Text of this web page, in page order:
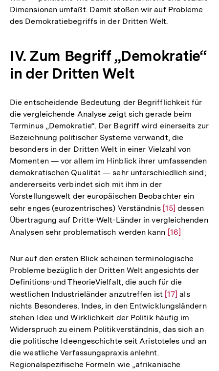
Dimensionen umfaßt. Damit stoßen wir auf Probleme
des Demokratiebegriffs in der Dritten Welt.
IV. Zum Begriff „Demokratie“
in der Dritten Welt
Die entscheidende Bedeutung der Begrifflichkeit für
die vergleichende Analyse zeigt sich gerade beim
Terminus „Demokratie“. Der Begriff wird einerseits zur
Bezeichnung politischer Systeme verwandt, die
besonders in der Dritten Welt in einer Vielzahl von
Momenten — vor allem im Hinblick ihrer umfassenden
demokratischen Qualität — sehr unterschiedlich sind;
andererseits verbindet sich mit ihm in der
Vorstellungswelt der europäischen Beobachter ein
sehr enges (eurozentrisches) Verständnis Zur
Auflösung
der
[15] dessen
Übertragung auf Dritte-Welt-Länder in vergleichenden
Analysen sehr problematisch werden kann Zur
der
Fußnote
[16]
Nur auf den ersten Blick scheinen terminologische
Probleme bezüglich der Dritten Welt angesichts der
Definitions-und TheorieVielfalt, die auch für die
westlichen Industrieländer anzutreffen ist Zur
Auflösung
der
Fußnote
[17] als
nichts Besonderes. Indes, in den Entwicklungsländern
stehen Idee und Wirklichkeit der Politik häufig im
Widerspruch zu einem Politikverständnis, das sich an
die politische Ideengeschichte seit Aristoteles und an
die westliche Verfassungspraxis anlehnt.
Regionalspezifische Formeln wie „afrikanische